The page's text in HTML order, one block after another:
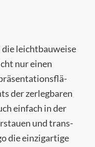
die leicht­bau­wei­se
nur einen
der zer­leg­ba­ren
ein­fach in der
und trans­
die ein­zig­ar­ti­ge